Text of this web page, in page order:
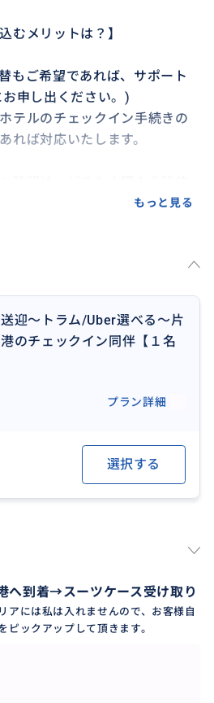
むメリットは？】
もご希望であれば、サポート
申し出ください。)
テルのチェックイン手続きの
れば対応いたします。
テルへ到着する場合は、荷物
ケットの券売機での購入方法
ご説明いたします。
トラム＆バスを使いたい場合
おくと安心だと思います。
間)は、ニース市内のローカル
、ニース近辺に関してご質問
ます。
ぞ。
に含まれないもの】
の場にて、現金(ユーロ)にてお
もっと見る
迎～トラム/Uber選べる～片
のチェックイン同伴【１名
プラン詳細
選択する
へ到着→スーツケース受け取り
アには私は入れませんので、お客様自
ピックアップして頂きます。